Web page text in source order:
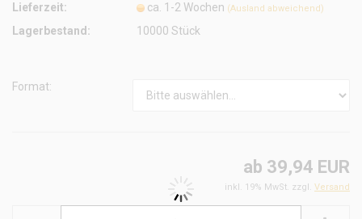
Lieferzeit:
ca. 1-2 Wochen (Ausland abweichend)
Lagerbestand: 10000Stück
Format:
ab 39,94 EUR
inkl. 19% MwSt. zzgl. Versand